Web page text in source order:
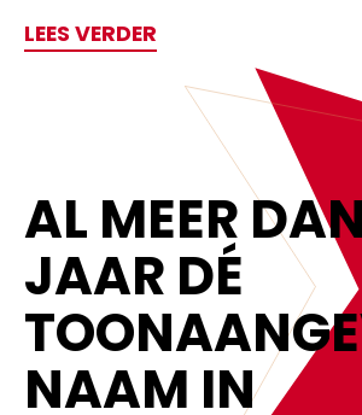
LEES VERDER
AL MEER
JAAR DÉ
NAAM IN